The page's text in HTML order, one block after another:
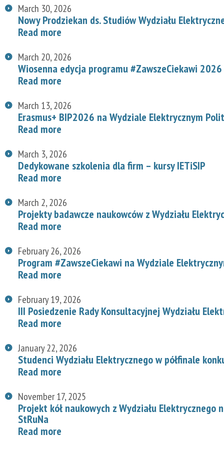
March 30, 2026
Nowy Prodziekan ds. Studiów Wydziału
Read more
March 20, 2026
Wiosenna edycja programu #ZawszeCiekawi
Read more
March 13, 2026
Erasmus+ BIP2026 na Wydziale Elektrycznym
Read more
March 3, 2026
Dedykowane szkolenia dla firm – kursy IETiSIP
Read more
March 2, 2026
Projekty badawcze naukowców z Wydziału
Read more
February 26, 2026
Program #ZawszeCiekawi na Wydziale
Read more
February 19, 2026
III Posiedzenie Rady Konsultacyjnej Wydziału
Read more
January 22, 2026
Studenci Wydziału Elektrycznego w półfinale
Read more
November 17, 2025
Projekt kół naukowych z Wydziału
StRuNa
Read more